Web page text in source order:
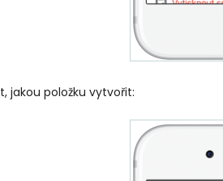
jakou položku vytvořit: